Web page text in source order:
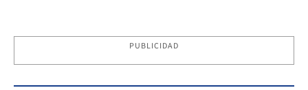
PUBLICIDAD